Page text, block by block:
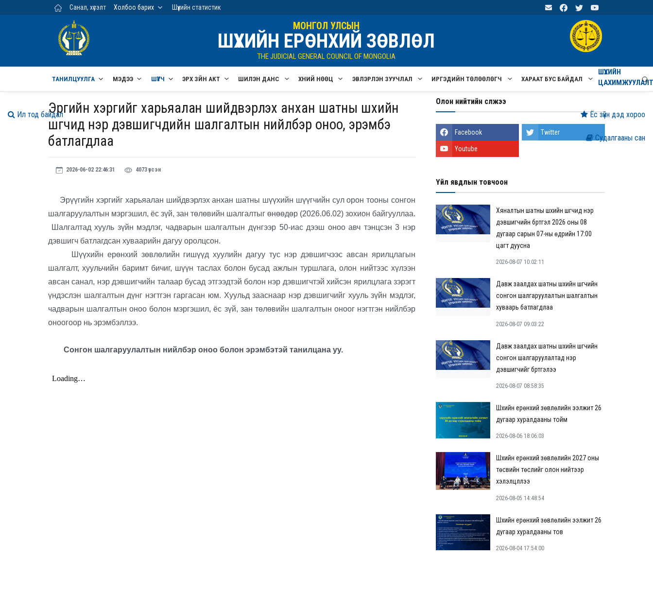
Үндсэн агуулга руу шилжих
Санал, хүсэлт Холбоо барих Шүүхийн статистик
МОНГОЛ УЛСЫН
ШҮҮХИЙН ЕРӨНХИЙ ЗӨВЛӨЛ
THE JUDICIAL GENERAL COUNCIL OF MONGOLIA
ТАНИЛЦУУЛГА МЭДЭЭ ШҮҮГЧ ЭРХ ЗҮЙН АКТ ШИЛЭН ДАНС ХҮНИЙ НӨӨЦ ЭВЛЭРҮҮЛЭН ЗУУЧЛАЛ ИРГЭДИЙН ТӨЛӨӨЛӨГЧ ХАРААТ БУС БАЙДАЛ
ШҮҮХИЙН
Эрүүгийн хэргийг харьяалан шийдвэрлэх анхан шатны шүүхийн
шүүгчид нэр дэвшигчдийн шалгалтын нийлбэр оноо, эрэмбэ
батлагдлаа
2026-06-02 22:46:31 4073 үзсэн
Эрүүгийн хэргийг харьяалан шийдвэрлэх анхан шатны шүүхийн шүүгчийн сул орон тооны сонгон
шалгаруулалтын мэргэшил, ёс зүй, зан төлөвийн шалгалтыг өнөөдөр (2026.06.02) зохион байгууллаа.
Шалгалтад хууль зүйн мэдлэг, чадварын шалгалтын дүнгээр 50-иас дээш оноо авч тэнцсэн 3 нэр
дэвшигч батлагдсан хуваарийн дагуу оролцсон.
Шүүхийн ерөнхий зөвлөлийн гишүүд хуулийн дагуу тус нэр дэвшигчээс авсан ярилцлагын
шалгалт, хуульчийн баримт бичиг, шүүн таслах болон бусад ажлын туршлага, олон нийтээс хүлээн
авсан санал, нэр дэвшигчийн талаар бусад этгээдтэй болон нэр дэвшигчтэй хийсэн ярилцлага зэрэгт
үндэслэн шалгалтын дүнг нэгтгэн гаргасан юм. Хуульд зааснаар нэр дэвшигчийг хууль зүйн мэдлэг,
чадварын шалгалтын оноо болон мэргэшил, ёс зүй, зан төлөвийн шалгалтын оноог нэгтгэн нийлбэр
оноогоор нь эрэмбэллээ.
Сонгон шалгаруулалтын нийлбэр оноо болон эрэмбэтэй танилцана уу.
Олон нийтийн сүлжээ
Facebook Twitter
Youtube
Үйл явдлын товчоон
Хяналтын шатны шүүхийн шүүгчид нэр
дэвшигчийн бүртгэл 2026 оны 08
дугаар сарын 07-ны өдрийн 17:00
цагт дуусна
2026-08-07 10:02:11
Давж заалдах шатны шүүхийн шүүгчийн
сонгон шалгаруулалтын шалгалтын
хуваарь батлагдлаа
2026-08-07 09:03:22
Давж заалдах шатны шүүхийн шүүгчийн
сонгон шалгаруулалтад нэр
дэвшигчийг бүртгэлээ
2026-08-07 08:58:35
Шүүхийн ерөнхий зөвлөлийн ээлжит 26
дугаар хуралдааны тойм
2026-08-06 18:06:03
Шүүхийн ерөнхий зөвлөлийн 2027 оны
төсвийн төслийг олон нийтээр
хэлэлцүүллээ
2026-08-05 14:48:54
Шүүхийн ерөнхий зөвлөлийн ээлжит 26
дугаар хуралдааны тов
2026-08-04 17:54:00
Судалгааны сан
Ёс зүйн дэд хороо
Ил тод байдал